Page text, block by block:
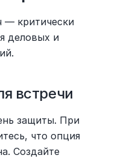
— критически
деловых и
встречи
защиты. При
что опция
Создайте